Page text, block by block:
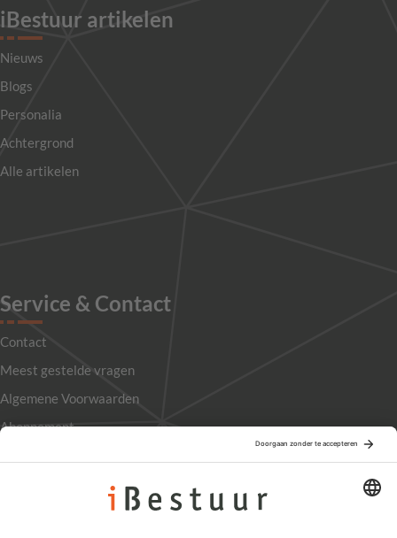
iBestuur artikelen
Nieuws
Blogs
Personalia
Achtergrond
Alle artikelen
Service & Contact
Contact
Meest gestelde vragen
Algemene Voorwaarden
Abonnement